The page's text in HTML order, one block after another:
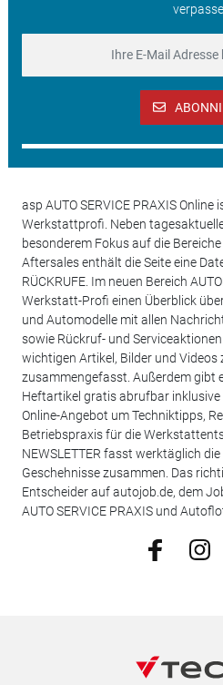
asp AUTO SERVICE PRAXIS
Werkstattprofi. Neben
besonderem Fokus auf die
Aftersales enthält die Seite eine
RÜCKRUFE. Im neuen Bereich
Werkstatt-Profi einen Überblick
und Automodelle mit allen
sowie Rückruf- und
wichtigen Artikel, Bilder und Videos
zusammengefasst. Außerdem gibt
Heftartikel gratis abrufbar inklusive
Online-Angebot um Techniktipps,
Betriebspraxis für die
NEWSLETTER fasst werktäglich
Geschehnisse zusammen. Das
Entscheider auf autojob.de, dem
AUTO SERVICE PRAXIS und